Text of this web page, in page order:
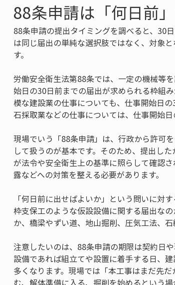
88条申請は「何日前
88条申請の提出タイミングを調べると、30
は同じ届出の単純な選択肢ではなく、対象
す。
労働安全衛生法第88条では、一定の機械等
始日の30日前までの届出が求められる枠組
模な建設業の仕事についても、仕事開始日
石採取業などの仕事については、仕事開始
現場でいう「88条申請」は、行政から許可
して扱うのが基本です。そのため、提出し
が法令や安全衛生上の基準に照らして確認
露などへの対策を整える必要があります。
「何日前に出せばよいか」という問いに対
枠支保工のような仮設設備に関する届出な
か、橋梁やずい道、地山掘削、圧気工法、
注意したいのは、88条申請の期限は契約日
設備であれば組立てや設置に着手する日、
多くなります。現場では「本工事はまだ先
む、解体準備に入る、掘削を始めるという